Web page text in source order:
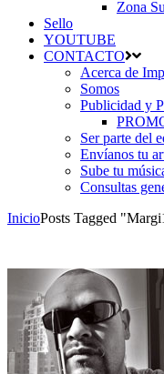
Zona
Sello
YOUTUBE
CONTACTO
Acerca de
Somos
Publicidad y
Ser parte del
Envíanos tu
Sube tu
Consultas
InicioPosts Tagged